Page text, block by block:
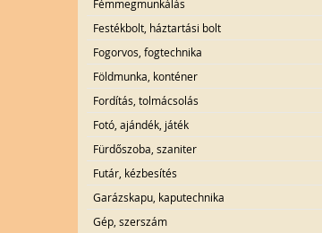
Fémmegmunkálás
Festékbolt, háztartási bolt
Fogorvos, fogtechnika
Földmunka, konténer
Fordítás, tolmácsolás
Fotó, ajándék, játék
Fürdőszoba, szaniter
Futár, kézbesítés
Garázskapu, kaputechnika
Gép, szerszám